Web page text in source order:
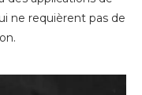
ne requièrent pas de